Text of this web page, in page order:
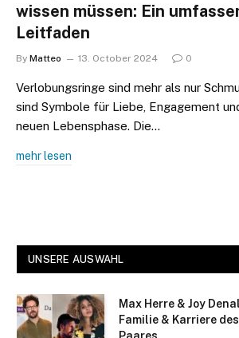
wissen müssen: Ein
Leitfaden
By Matteo 13. October 2024 0
Verlobungsringe sind mehr als nur
sind Symbole für Liebe, Engagement
neuen Lebensphase. Die…
mehr lesen
UNSERE AUSWAHL
Max Herre & Joy
Familie & Karriere
Paares